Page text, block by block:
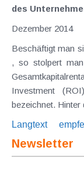
des
Dezember 2014
Beschäftigt man sich mit der Analyse
, so stolpert
Investment (ROI) oder als Return on Assets (ROA)
bezeichnet. Hinter
Langtext
Newsletter